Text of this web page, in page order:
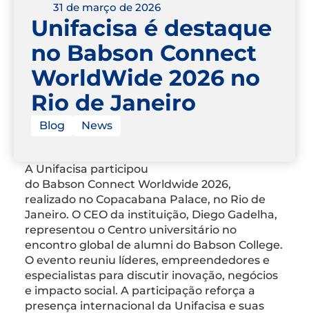
31 de março de 2026
Unifacisa é destaque
no Babson Connect
WorldWide 2026 no
Rio de Janeiro
Blog News
A Unifacisa participou
do Babson Connect Worldwide 2026,
realizado no Copacabana Palace, no Rio de
Janeiro. O CEO da instituição, Diego Gadelha,
representou o Centro universitário no
encontro global de alumni do Babson College.
O evento reuniu líderes, empreendedores e
especialistas para discutir inovação, negócios
e impacto social. A participação reforça a
presença internacional da Unifacisa e suas